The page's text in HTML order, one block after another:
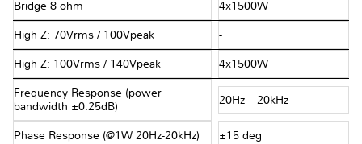
Bridge 8 ohm 4x1500W
High Z: 70Vrms / 100Vpeak -
High Z: 100Vrms / 140Vpeak 4x1500W
Frequency Response (power
bandwidth ±0.25dB)
20Hz – 20kHz
Phase Response (@1W 20Hz-20kHz) ±15 deg